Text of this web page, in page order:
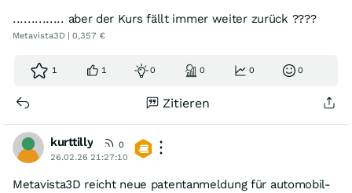
.............. aber der Kurs fällt immer weiter zurück ????
Metavista3D | 0,357 €
1 1 0 0 0 0
Zitieren
kurttilly
0
26.02.26 21:27:10
Metavista3D reicht neue patentanmeldung für automobil-